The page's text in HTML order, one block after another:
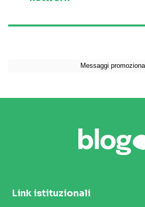
Link istituzionali